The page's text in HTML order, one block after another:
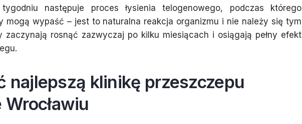
następuje proces łysienia telogenowego, podczas którego
mogą wypaść – jest to naturalna reakcja organizmu i nie należy się tym
zaczynają rosnąć zazwyczaj po kilku miesiącach i osiągają pełny efekt
najlepszą klinikę przeszczepu